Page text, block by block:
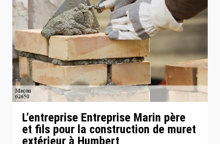
L’entreprise Entreprise Marin père
et fils pour la construction de muret
extérieur à Humbert